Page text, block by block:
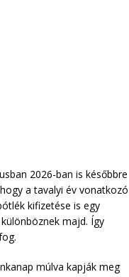
2026-ban is későbbre
a tavalyi év vonatkozó
kifizetése is egy
majd. Így
múlva kapják meg